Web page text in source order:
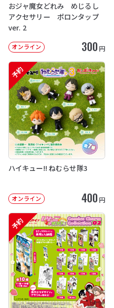
おジャ魔女どれみ めじるし
アクセサリー ポロンタップ
ver. 2
オンライン 300 円
予約
ハイキュー!! ねむらせ隊3
オンライン 400 円
予約